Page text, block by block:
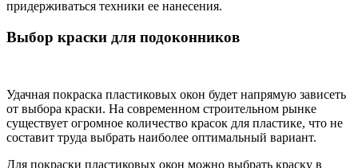
придерживаться техники ее нанесения.
Выбор краски для подоконников
Удачная покраска пластиковых окон будет напрямую зависеть
от выбора краски. На современном строительном рынке
существует огромное количество красок для пластике, что не
составит труда выбрать наиболее оптимальный вариант.
Для покраски пластиковых окон можно выбрать краску в